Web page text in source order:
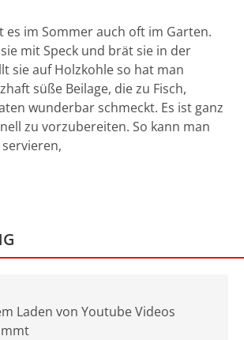
es im Sommer auch oft im Garten.
mit Speck und brät sie in der
sie auf Holzkohle so hat man
süße Beilage, die zu Fisch,
wunderbar schmeckt. Es ist ganz
zu vorzubereiten. So kann man
Laden von Youtube Videos